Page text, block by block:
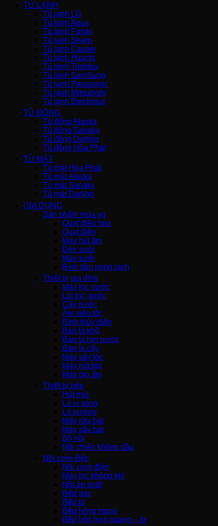
TỦ LẠNH
Tủ lạnh LG
Tủ lạnh Aqua
Tủ lạnh Funiki
Tủ lạnh Sharp
Tủ lạnh Casper
Tủ lạnh Hitachi
Tủ lạnh Toshiba
Tủ lạnh SamSung
Tủ lạnh Panasonic
Tủ lạnh Mitsubishi
Tủ lạnh Electrolux
TỦ ĐÔNG
Tủ đông Alaska
Tủ đông Sanaky
Tủ đông Darling
Tủ đông Hòa Phát
TỦ MÁT
Tủ mát Hòa Phát
Tủ mát Alaska
Tủ mát Sanaky
Tủ mát Darling
GIA DỤNG
Sản phẩm mùa vụ
Quạt điều hòa
Quạt điện
Máy hút ẩm
Đèn sưởi
Máy sưởi
Bình tắm nóng lạnh
Thiết bị gia đình
Máy lọc nước
Lõi lọc nước
Cây nước
Ấm siêu tốc
Bình thủy điện
Bàn là khô
Bàn là hơi nước
Bàn là cây
Máy sấy tóc
Máy hút bụi
Máy tạo ẩm
Thiết bị bếp
Hút mùi
Lò vi sóng
Lò nướng
Máy rửa bát
Máy sấy bát
Bộ nồi
Nồi chiên không dầu
Nồi cơm-Bếp
Nồi cơm điện
Máy lọc không khí
Nồi áp suất
Bếp gas
Bếp từ
Bếp hồng ngoại
Bếp hỗn hợp quang – từ